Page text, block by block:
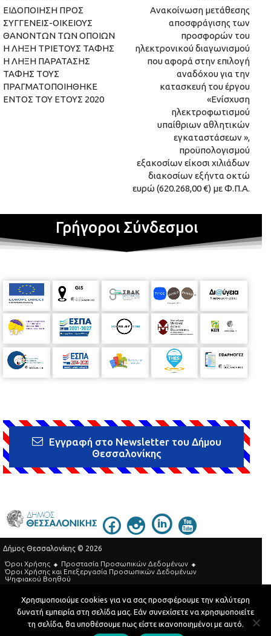
ΕΙΔΟΠΟΙΗΣΗ ΠΡΟΣ
ΣΥΓΓΕΝΕΙΣ-ΟΙΚΕΙΟΥΣ
ΘΑΝΟΝΤΩΝ ΤΩΝ ΟΠΟΙΩΝ
Η ΛΗΞΗ ΤΡΙΕΤΟΥΣ ΤΑΦΗΣ
Η ΛΗΞΗ ΠΑΡΑΤΑΣΗΣ
ΤΑΦΗΣ ΤΟΥΣ
ΠΡΑΓΜΑΤΟΠΟΙΗΘΗΚΕ
ΕΝΤΟΣ ΤΟΥ ΕΤΟΥΣ 2020
Ανακοίνωση μετάθεσης
αποσφράγισης των
προσφορών του
ηλεκτρονικού διαγωνισμού
που αφορά στην επιλογή
αναδόχου για την
κατασκευή του έργου
«Ενίσχυση
ηλεκτροφωτισμού
υπαίθριων αθλητικών
εγκαταστάσεων »,
προϋπολογισμού
εξακοσίων είκοσι χιλιάδων
διακοσίων εξήντα οκτώ
ευρώ (620.268,00 €) με Φ.Π.Α.
Γρήγοροι Σύνδεσμοι
Εγγραφή στο Newsletter του Δήμου
Θεσσαλονίκης
Δήμος Θεσσαλονίκης © 2026
Όροι Χρήσης
Προστασία Προσωπικών Δεδομένων
Όροι Xρήσης και Eπεξεργασία Προσωπικών Δεδομένων
Ψηφιακού Βοηθού
Τηλεφωνικός Κατάλογος
Developed by MyCompany Projects
Χρησιμοποιούμε cookies για να σας προσφέρουμε την καλύτερη
δυνατή εμπειρία στη σελίδα μας. Εάν συνεχίσετε να χρησιμοποιείτε
τη σελίδα, θα υποθέσουμε πως είστε ικανοποιημένοι με αυτό.